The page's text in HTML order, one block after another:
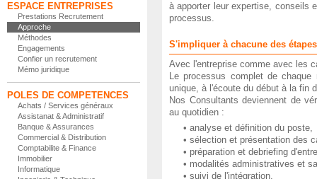
ESPACE ENTREPRISES
Prestations Recrutement
Approche
Méthodes
Engagements
Confier un recrutement
Mémo juridique
POLES DE COMPETENCES
Achats / Services généraux
Assistanat & Administratif
Banque & Assurances
Commercial & Distribution
Comptabilite & Finance
Immobilier
Informatique
à apporter leur expertise, conseils
processus.
S'impliquer à chacune des étapes
Avec l'entreprise comme avec les
Le processus complet de
unique, à l'écoute du début à la fin
Nos Consultants deviennent de
au quotidien :
• analyse et définition du poste,
• sélection et présentation des
• préparation et debriefing
• modalités administratives et
• suivi de l'intégration,